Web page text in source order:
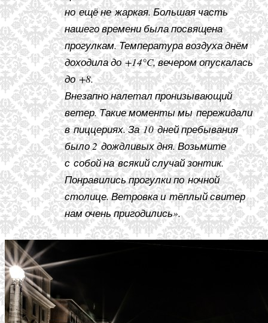
но ещё не жаркая. Большая часть
нашего времени была посвящена
прогулкам. Температура воздуха днём
доходила до +14°C, вечером опускалась
до +8.
Внезапно налетал пронизывающий
ветер. Такие моменты мы пережидали
в пиццериях. За 10 дней пребывания
было 2 дождливых дня. Возьмите
с собой на всякий случай зонтик.
Понравились прогулки по ночной
столице. Ветровка и тёплый свитер
нам очень пригодились».